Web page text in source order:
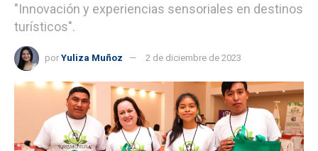
"Innovación y experiencias sensoriales en destinos
turísticos".
por Yuliza Muñoz 2 de diciembre de 2023